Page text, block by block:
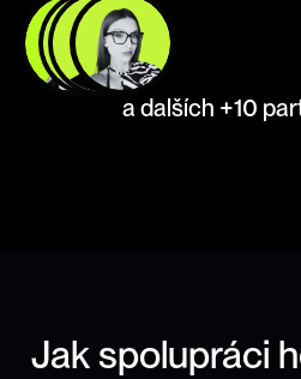
a dalších +10
Jak spolupráci